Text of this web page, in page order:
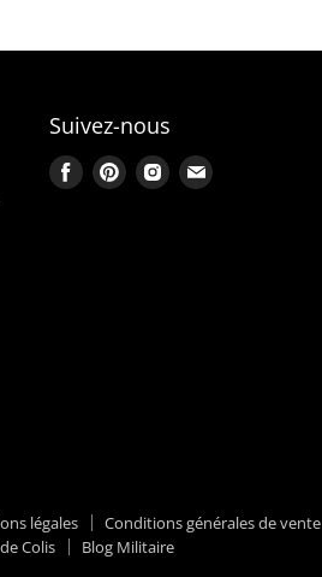
Suivez-nous
Trouvez-Trouvez-Trouvez-Trouvez-
légales Conditions générales de vente
Colis
Blog Militaire